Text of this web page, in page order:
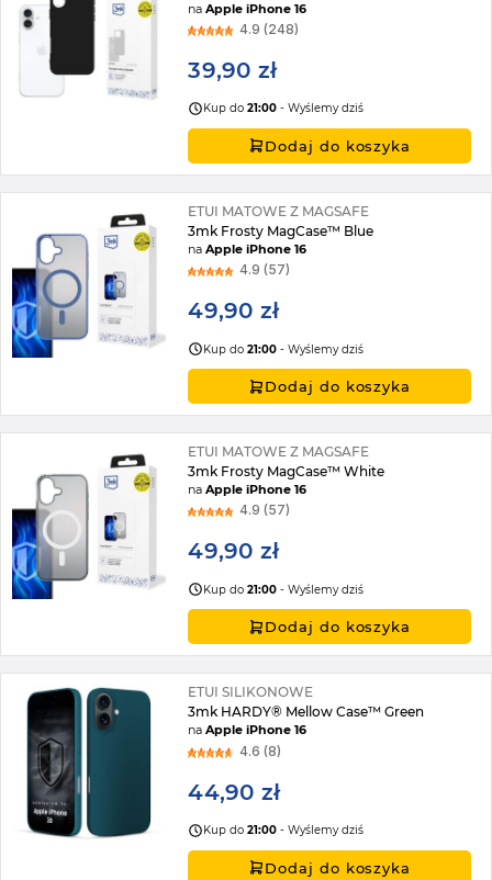
naApple iPhone 16
4.9 (248)
39,90 zł
Kup do21:00 - Wyślemy dziś
Dodaj do koszyka
ETUI MATOWE Z MAGSAFE
3mk Frosty MagCase™ Blue
naApple iPhone 16
4.9 (57)
49,90 zł
Kup do21:00 - Wyślemy dziś
Dodaj do koszyka
ETUI MATOWE Z MAGSAFE
3mk Frosty MagCase™ White
naApple iPhone 16
4.9 (57)
49,90 zł
Kup do21:00 - Wyślemy dziś
Dodaj do koszyka
ETUI SILIKONOWE
3mk HARDY® Mellow Case™ Green
naApple iPhone 16
4.6 (8)
44,90 zł
Kup do21:00 - Wyślemy dziś
Dodaj do koszyka